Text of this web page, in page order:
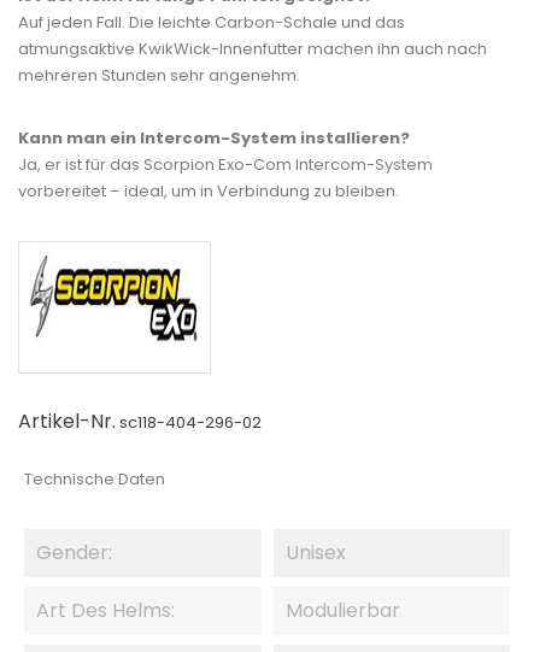
Auf jeden Fall. Die leichte Carbon-Schale und das
atmungsaktive KwikWick-Innenfutter machen ihn auch nach
mehreren Stunden sehr angenehm.
Kann man ein Intercom-System installieren?
Ja, er ist für das Scorpion Exo-Com Intercom-System
vorbereitet – ideal, um in Verbindung zu bleiben.
Artikel-Nr. sc118-404-296-02
Technische Daten
Gender: Unisex
Art Des Helms: Modulierbar